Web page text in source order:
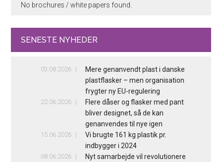
No brochures / white papers found.
SENESTE NYHEDER
03.08.2026
Mere genanvendt plast i danske
plastflasker – men organisation
frygter ny EU-regulering
22.06.2026
Flere dåser og flasker med pant
bliver designet, så de kan
genanvendes til nye igen
15.06.2026
Vi brugte 161 kg plastik pr.
indbygger i 2024
08.06.2026
Nyt samarbejde vil revolutionere